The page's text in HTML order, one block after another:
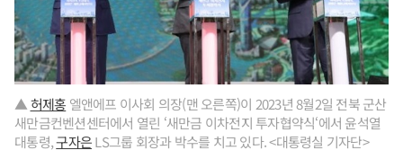
▲허제홍 엘앤에프 이사회 의장(맨 오른쪽)이 2023년 8월2일 전북 군산
새만금컨벤션센터에서 열린 ‘새만금 이차전지 투자협약식‘에서 윤석열
대통령,구자은LS그룹 회장과 박수를 치고 있다. <대통령실 기자단>